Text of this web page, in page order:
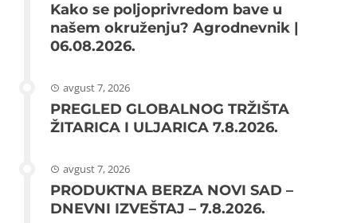
Kako se poljoprivredom bave u
našem okruženju? Agrodnevnik |
06.08.2026.
avgust 7, 2026
PREGLED GLOBALNOG TRŽIŠTA
ŽITARICA I ULJARICA 7.8.2026.
avgust 7, 2026
PRODUKTNA BERZA NOVI SAD –
DNEVNI IZVEŠTAJ – 7.8.2026.